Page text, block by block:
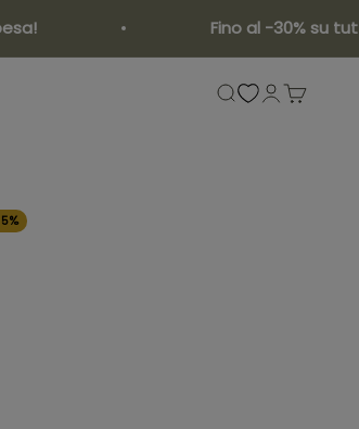
Fino al -30% su tutte
Mostra il menu di
Mostra
Mostra il